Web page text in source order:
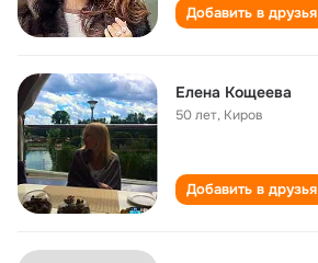
Добавить в друзья
Елена Кощеева
50 лет, Киров
Добавить в друзья